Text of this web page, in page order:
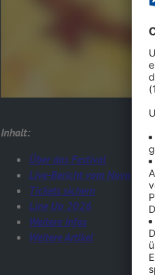
Inhalt:
Über das Festival
Live-Bericht vom Nova Rock
Tickets sichern
Line Up 2026
Weitere Infos
Weitere Artikel